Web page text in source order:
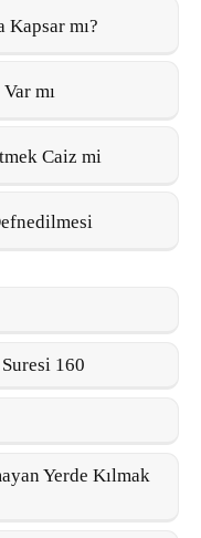
Kapsar mı?
mı
Caiz mi
160
Yerde Kılmak